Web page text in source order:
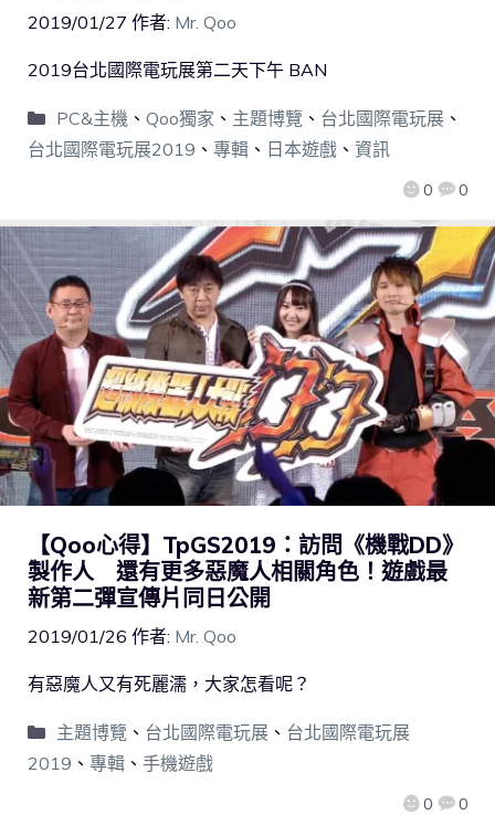
2019/01/27 作者: Mr. Qoo
0 0
2019台北國際電玩展第二天下午 BAN
PC&主機、 Qoo獨家 、 主題博覽 、 台北國際電玩展、
台北國際電玩展2019 、 專輯 、 日本遊戲 、 資訊
【Qoo心得】TpGS2019：訪問《機戰DD》
製作人 還有更多惡魔人相關角色！遊戲最
新第二彈宣傳片同日公開
2019/01/26 作者: Mr. Qoo
0 0
有惡魔人又有死麗濡，大家怎看呢？
主題博覽 、 台北國際電玩展、 台北國際電玩展
2019 、 專輯 、 手機遊戲